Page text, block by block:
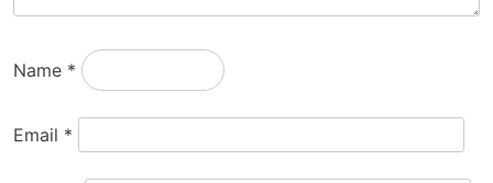
Name *
Email *